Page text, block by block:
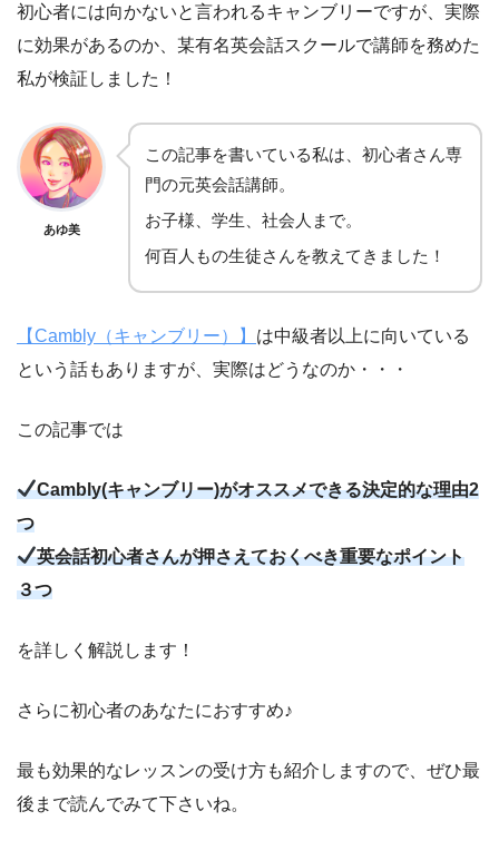
初心者には向かないと言われるキャンブリーですが、実際
に効果があるのか、某有名英会話スクールで講師を務めた
私が検証しました！
あゆ美
この記事を書いている私は、初心者さん専
門の元英会話講師。
お子様、学生、社会人まで。
何百人もの生徒さんを教えてきました！
【Cambly（キャンブリー）】 は中級者以上に向いている
という話もありますが、実際はどうなのか・・・
この記事では
Cambly(キャンブリー)がオススメできる決定的な理由2
つ
英会話初心者さんが押さえておくべき重要なポイント
３つ
を詳しく解説します！
さらに初心者のあなたにおすすめ♪
最も効果的なレッスンの受け方も紹介しますので、ぜひ最
後まで読んでみて下さいね。